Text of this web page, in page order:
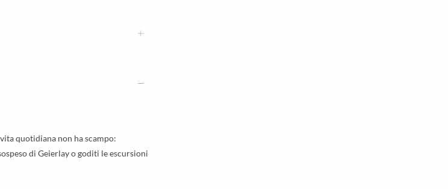
quotidiana non ha scampo:
di Geierlay o goditi le escursioni